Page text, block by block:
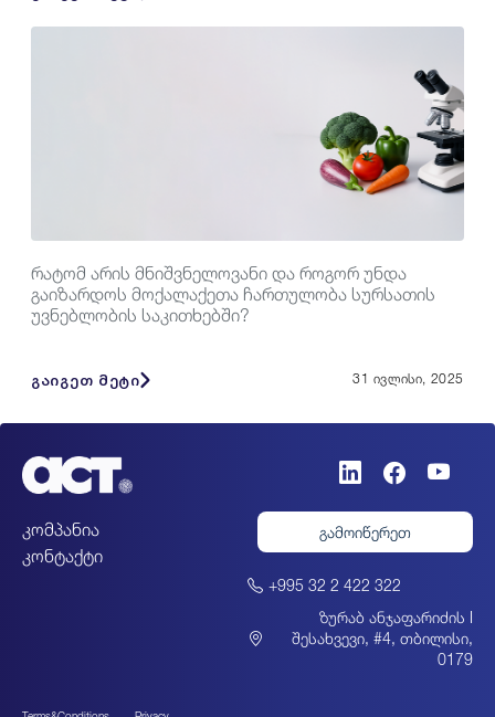
რატომ არის მნიშვნელოვანი და როგორ უნდა
გაიზარდოს მოქალაქეთა ჩართულობა სურსათის
უვნებლობის საკითხებში?
გაიგეთ მეტი 31 ივლისი, 2025
კომპანია
კონტაქტი
გამოიწერეთ
+995 32 2 422 322
ზურაბ ანჯაფარიძის I
შესახვევი, #4, თბილისი,
0179